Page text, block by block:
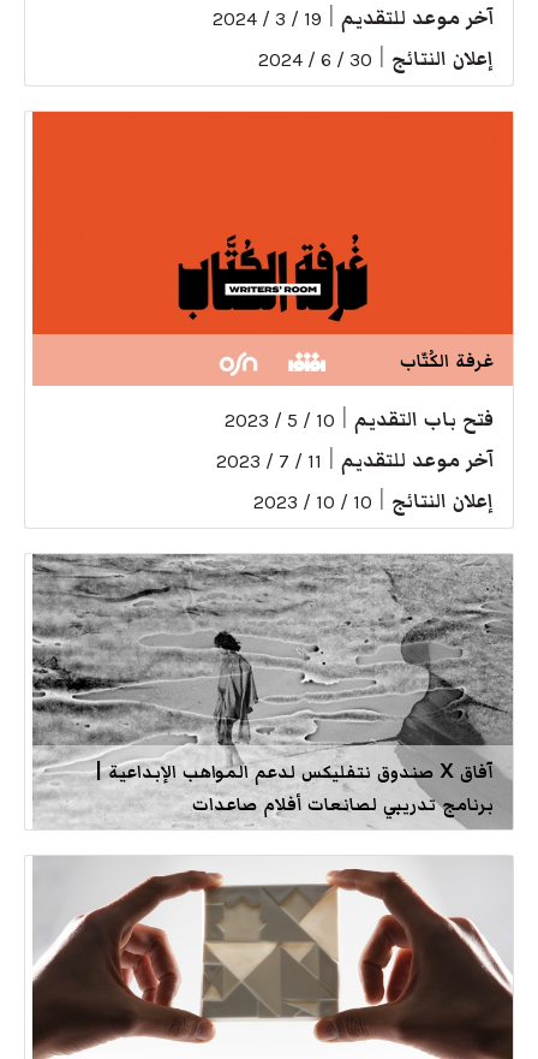
آخر موعد للتقديم 19 / 3 / 2024
إعلان النتائج 30 / 6 / 2024
غرفة الكُتّاب
فتح باب التقديم 10 / 5 / 2023
آخر موعد للتقديم 11 / 7 / 2023
إعلان النتائج 10 / 10 / 2023
آفاق X صندوق نتفليكس لدعم المواهب الإبداعية |
برنامج تدريبي لصانعات أفلام صاعدات